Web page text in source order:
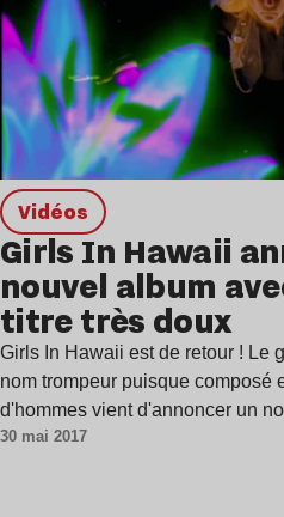
Vidéos
Girls In Hawaii
nouvel album
titre très doux
Girls In Hawaii est de retour ! Le
nom trompeur puisque composé
d'hommes vient d'annoncer un
30 mai 2017